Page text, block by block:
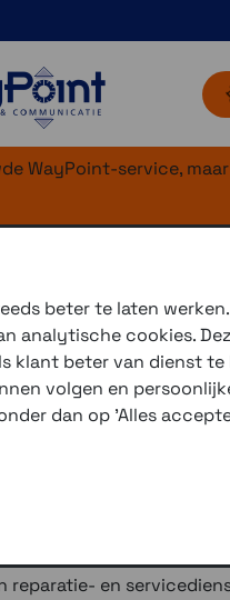
WayPoint-service,
AIO-6 Maxis een 6-inch
navigatie,
ideaal voor
de BMW versie
reparatie- en
beter te laten
analytische cookies.
klant beter van dienst te
volgen en
dan op 'Alles